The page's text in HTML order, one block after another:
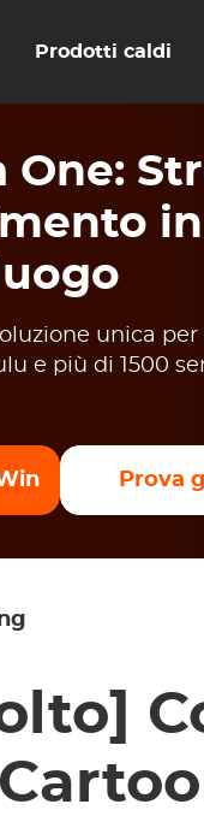
Prodotti caldi
One:
unica
e più di 1500
Prova